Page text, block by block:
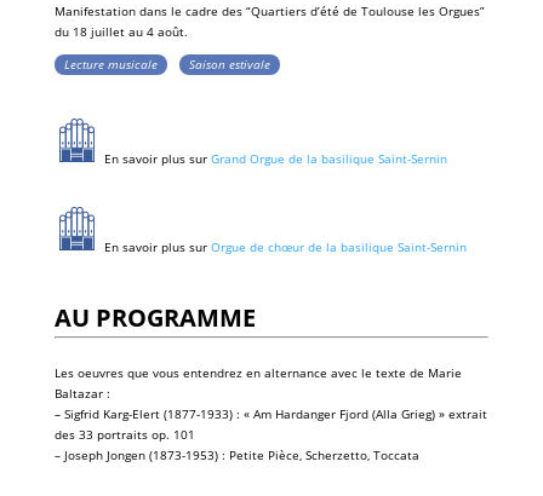
Manifestation dans le cadre des “Quartiers d’été de Toulouse les Orgues”
du 18 juillet au 4 août.
Lecture musicale
Saison estivale
En savoir plus sur Grand Orgue de la basilique Saint-Sernin
En savoir plus sur Orgue de chœur de la basilique Saint-Sernin
AU PROGRAMME
Les oeuvres que vous entendrez en alternance avec le texte de Marie
Baltazar :
– Sigfrid Karg-Elert (1877-1933) : « Am Hardanger Fjord (Alla Grieg) » extrait
des 33 portraits op. 101
– Joseph Jongen (1873-1953) : Petite Pièce, Scherzetto, Toccata